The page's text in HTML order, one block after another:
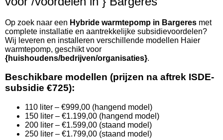
Op zoek naar een Hybride warmtepomp in Bargeres met
complete installatie en aantrekkelijke subsidievoordelen?
Wij leveren en installeren verschillende modellen Haier
warmtepomp, geschikt voor
{huishoudens/bedrijven/organisaties}.
Beschikbare modellen (prijzen na aftrek ISDE-
subsidie €725):
110 liter – €999,00 (hangend model)
150 liter – €1.199,00 (hangend model)
200 liter – €1.599,00 (staand model)
250 liter – €1.799,00 (staand model)